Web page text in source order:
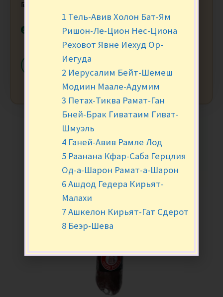
₪
В наличии
+
1 Тель-Авив Холон Бат-Ям
Ришон-Ле-Цион Нес-Циона
Реховот Явне Иехуд Ор-
Иегуда
2 Иерусалим Бейт-Шемеш
Модиин Маале-Адумим
3 Петах-Тиква Рамат-Ган
Бней-Брак Гиватаим Гиват-
Шмуэль
4 Ганей-Авив Рамле Лод
5 Раанана Кфар-Саба Герцлия
Од-а-Шарон Рамат-а-Шарон
6 Ашдод Гедера Кирьят-
Малахи
7 Ашкелон Кирьят-Гат Сдерот
8 Беэр-Шева